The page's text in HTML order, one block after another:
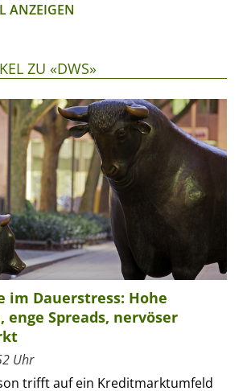
ANZEIGEN
ZU «DWS»
im Dauerstress: Hohe
enge Spreads, nervöser
Uhr
trifft auf ein Kreditmarktumfeld